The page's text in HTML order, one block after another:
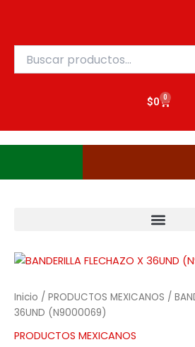
contenido
por:
$0 0
Cart
Inicio / PRODUCTOS MEXICANOS /
36UND (N9000069)
PRODUCTOS MEXICANOS